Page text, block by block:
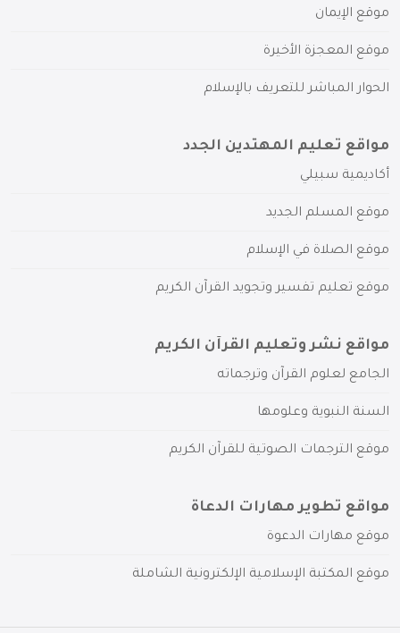
موقع الإيمان
موقع المعجزة الأخيرة
الحوار المباشر للتعريف بالإسلام
مواقع تعليم المهتدين الجدد
أكاديمية سبيلي
موقع المسلم الجديد
موقع الصلاة في الإسلام
موقع تعليم تفسير وتجويد القرآن الكريم
مواقع نشر وتعليم القرآن الكريم
الجامع لعلوم القرآن وترجماته
السنة النبوية وعلومها
موقع الترجمات الصوتية للقرآن الكريم
مواقع تطوير مهارات الدعاة
موقع مهارات الدعوة
موقع المكتبة الإسلامية الإلكترونية الشاملة